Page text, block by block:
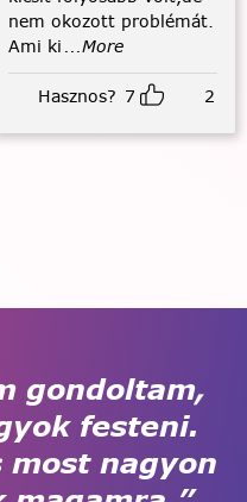
nem okozott problémát.
Ami ki ...More
Hasznos? 7 2
gondoltam,
festeni.
most nagyon